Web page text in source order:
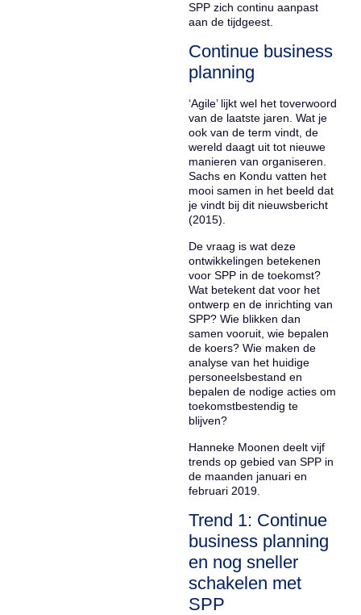
SPP zich continu aanpast
aan de tijdgeest.
Continue business
planning
‘Agile’ lijkt wel het toverwoord
van de laatste jaren. Wat je
ook van de term vindt, de
wereld daagt uit tot nieuwe
manieren van organiseren.
Sachs en Kondu vatten het
mooi samen in het beeld dat
je vindt bij dit nieuwsbericht
(2015).
De vraag is wat deze
ontwikkelingen betekenen
voor SPP in de toekomst?
Wat betekent dat voor het
ontwerp en de inrichting van
SPP? Wie blikken dan
samen vooruit, wie bepalen
de koers? Wie maken de
analyse van het huidige
personeelsbestand en
bepalen de nodige acties om
toekomstbestendig te
blijven?
Hanneke Moonen deelt vijf
trends op gebied van SPP in
de maanden januari en
februari 2019.
Trend 1: Continue
business planning
en nog sneller
schakelen met
SPP